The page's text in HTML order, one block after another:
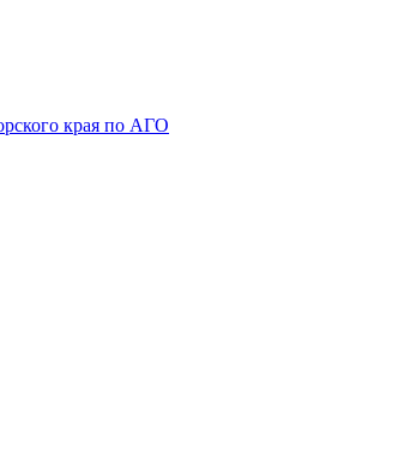
края по АГО